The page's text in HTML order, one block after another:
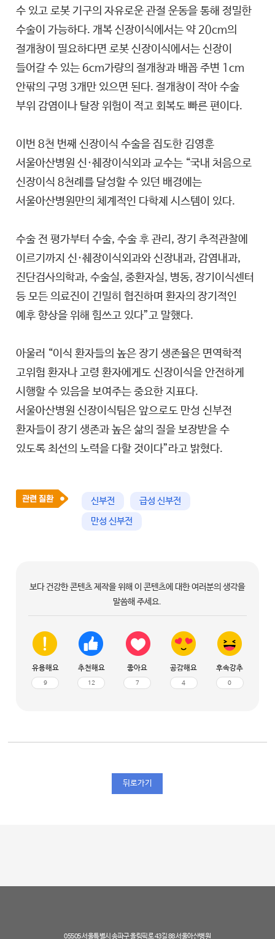
수 있고 로봇 기구의 자유로운 관절 운동을 통해 정밀한
수술이 가능하다. 개복 신장이식에서는 약 20cm의
절개창이 필요하다면 로봇 신장이식에서는 신장이
들어갈 수 있는 6cm가량의 절개창과 배꼽 주변 1cm
안팎의 구멍 3개만 있으면 된다. 절개창이 작아 수술
부위 감염이나 탈장 위험이 적고 회복도 빠른 편이다.
이번 8천 번째 신장이식 수술을 집도한 김영훈
서울아산병원 신·췌장이식외과 교수는 “국내 처음으로
신장이식 8천례를 달성할 수 있던 배경에는
서울아산병원만의 체계적인 다학제 시스템이 있다.
수술 전 평가부터 수술, 수술 후 관리, 장기 추적관찰에
이르기까지 신·췌장이식외과와 신장내과, 감염내과,
진단검사의학과, 수술실, 중환자실, 병동, 장기이식센터
등 모든 의료진이 긴밀히 협진하며 환자의 장기적인
예후 향상을 위해 힘쓰고 있다”고 말했다.
아울러 “이식 환자들의 높은 장기 생존율은 면역학적
고위험 환자나 고령 환자에게도 신장이식을 안전하게
시행할 수 있음을 보여주는 중요한 지표다.
서울아산병원 신장이식팀은 앞으로도 만성 신부전
환자들이 장기 생존과 높은 삶의 질을 보장받을 수
있도록 최선의 노력을 다할 것이다”라고 밝혔다.
신부전
급성 신부전
만성 신부전
보다 건강한 콘텐츠 제작을 위해 이 콘텐츠에 대한 여러분의 생각을
말씀해 주세요.
유용해요
9
추천해요
12
좋아요
7
공감해요
4
후속강추
0
뒤로가기
05505 서울특별시 송파구 올림픽로 43길 88 서울아산병원